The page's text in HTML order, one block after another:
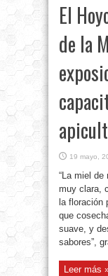
El
de la
19 mayo,
“La miel
muy clara,
la floración
que
suave, y
sabores”,
Leer más